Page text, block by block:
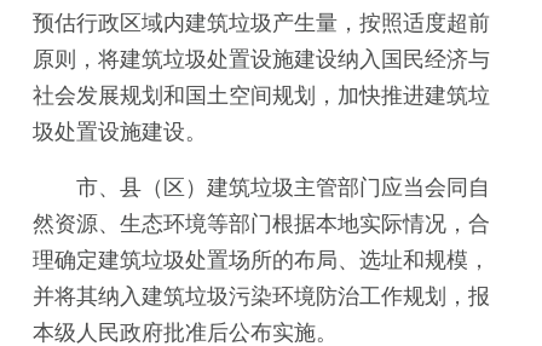
预估行政区域内建筑垃圾产生量，按照适度超前
原则，将建筑垃圾处置设施建设纳入国民经济与
社会发展规划和国土空间规划，加快推进建筑垃
圾处置设施建设。
市、县（区）建筑垃圾主管部门应当会同自
然资源、生态环境等部门根据本地实际情况，合
理确定建筑垃圾处置场所的布局、选址和规模，
并将其纳入建筑垃圾污染环境防治工作规划，报
本级人民政府批准后公布实施。